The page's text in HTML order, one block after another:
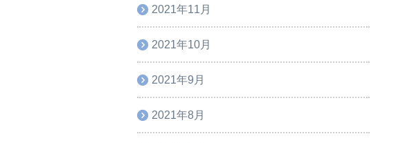
2021年11月
2021年10月
2021年9月
2021年8月